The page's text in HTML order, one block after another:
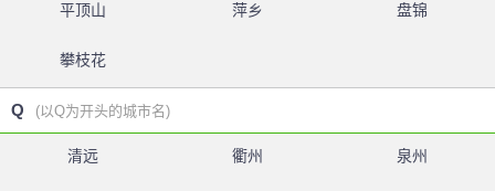
平顶山 萍乡 盘锦
攀枝花
Q (以Q为开头的城市名)
清远 衢州 泉州